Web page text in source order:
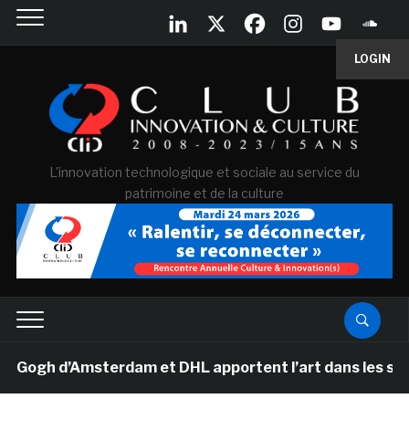
LOGIN
L'innovation technologique et sociale au service du
patrimoine et de la culture
d’Amsterdam et DHL apportent l’art dans les